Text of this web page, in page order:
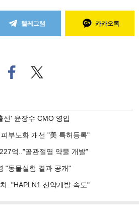
텔레그램 카카오톡
페
이
로
기
사
유
기
트위
터로
신' 윤장수 CMO 영입
부노화 개선 "美 특허등록"
억..”골관절염 약물 개발”
"동물실험 결과 공개"
.."HAPLN1 신약개발 속도"